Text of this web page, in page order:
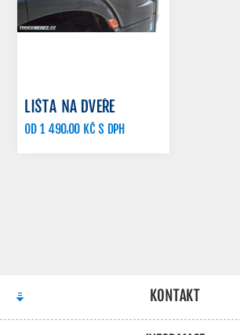
LIŠTA NA DVEŘE
OD 1 490,00 KČ S DPH
KONTAKT